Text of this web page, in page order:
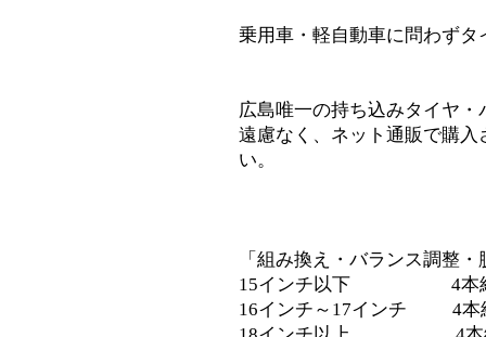
乗用車・軽自動車に問わずタ
広島唯一の持ち込みタイヤ
遠慮なく、ネット通販で購
い。
「組み換え・バランス調整・
15インチ以下 4本組替
16インチ～17インチ 4本